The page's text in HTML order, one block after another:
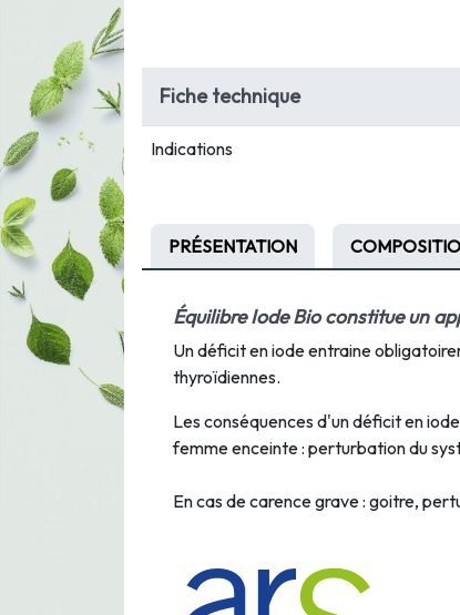
Fiche technique
Indications
PRÉSENTATION
Équilibre Iode Bioconstitue un
Un déficit en iode entraine
thyroïdiennes.
Les conséquences d'un déficit en
femme enceinte : perturbation du
En cas de carence grave : goitre,